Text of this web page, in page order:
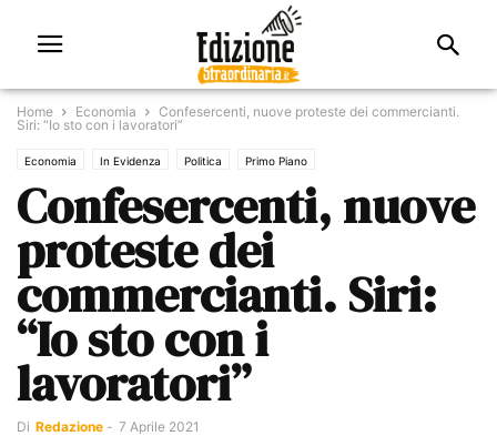
Home Economia
Confesercenti, nuove proteste dei commercianti.
Siri: “Io sto con i lavoratori”
Economia In Evidenza Politica Primo Piano
Confesercenti, nuove
proteste dei
commercianti. Siri:
“Io sto con i
lavoratori”
Di Redazione - 7 Aprile 2021